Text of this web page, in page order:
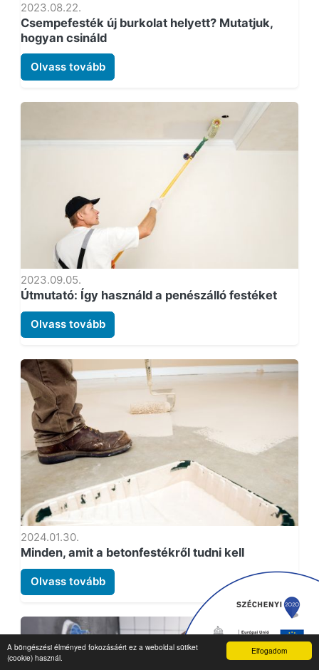
Elfogadom
A böngészési élményed fokozásáért ez a weboldal sütiket
(cookie) használ.
2023.08.22.
Csempefesték új burkolat helyett? Mutatjuk,
hogyan csináld
Olvass tovább
2023.09.05.
Útmutató: Így használd a penészálló festéket
Olvass tovább
2024.01.30.
Minden, amit a betonfestékről tudni kell
Olvass tovább